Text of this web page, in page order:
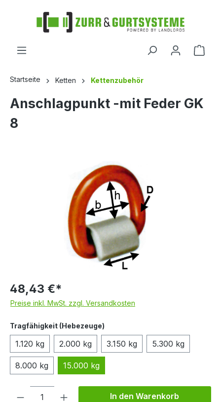
springen
Startseite Ketten Kettenzubehör
Anschlagpunkt -mit Feder GK
8
Bildergalerie überspringen
48,43 €*
Preise inkl. MwSt. zzgl. Versandkosten
Tragfähigkeit (Hebezeuge)
1.120 kg 2.000 kg 3.150 kg 5.300 kg
8.000 kg 15.000 kg
Produkt Anzahl: Gib denIn den Warenkorb